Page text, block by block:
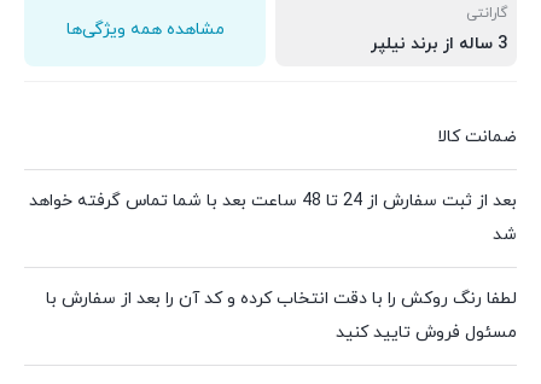
گارانتی
3 ساله از برند نیلپر
مشاهده همه ویژگی‌ها
ضمانت کالا
بعد از ثبت سفارش از 24 تا 48 ساعت بعد با شما تماس گرفته خواهد
شد
لطفا رنگ روکش را با دقت انتخاب کرده و کد آن را بعد از سفارش با
مسئول فروش تایید کنید